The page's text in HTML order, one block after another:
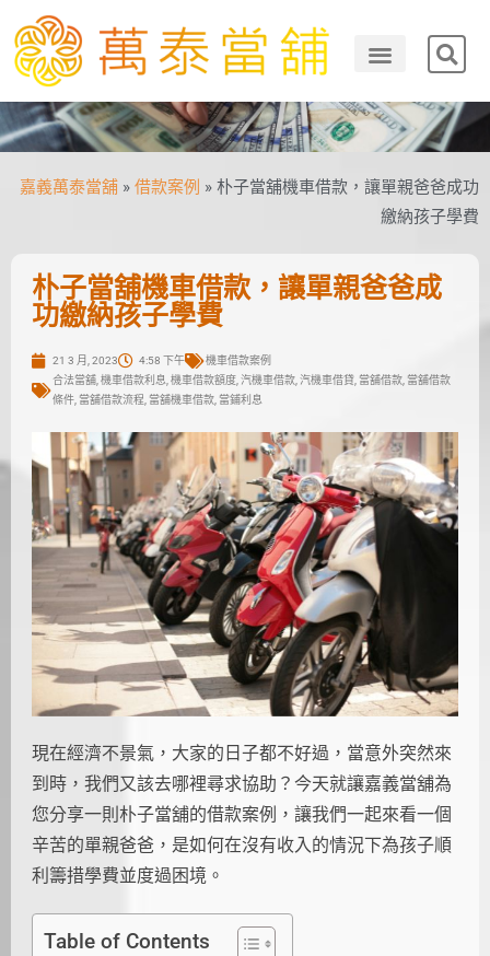
嘉義萬泰當舖 » 借款案例 » 朴子當舖機車借款，讓單親爸爸成功
繳納孩子學費
朴子當舖機車借款，讓單親爸爸成
功繳納孩子學費
21 3 月, 2023 4:58 下午
機車借款案例
合法當舖, 機車借款利息 機車借款額度, 汽機車借款, 汽機車借貸, 當舖借款, 當舖借款
條件, 當舖借款流程 當舖機車借款, 當鋪利息
現在經濟不景氣，大家的日子都不好過，當意外突然來
到時，我們又該去哪裡尋求協助？今天就讓嘉義當舖為
您分享一則朴子當舖的借款案例，讓我們一起來看一個
辛苦的單親爸爸，是如何在沒有收入的情況下為孩子順
利籌措學費並度過困境。
Table of Contents